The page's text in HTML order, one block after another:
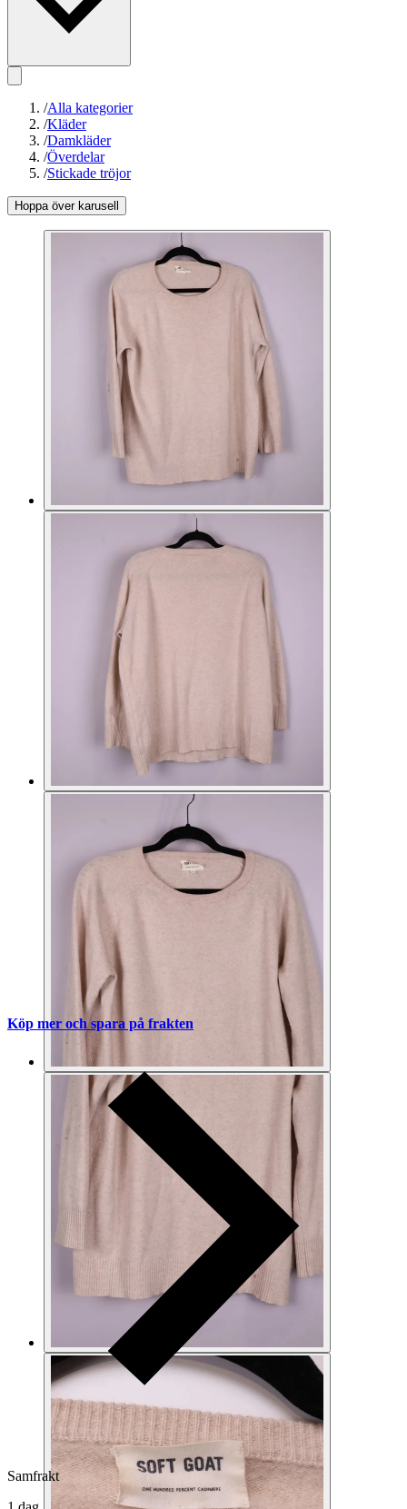
/Alla kategorier
/Kläder
/Damkläder
/Överdelar
/Stickade tröjor
Hoppa över karusell
Köp mer och spara på frakten
Samfrakt